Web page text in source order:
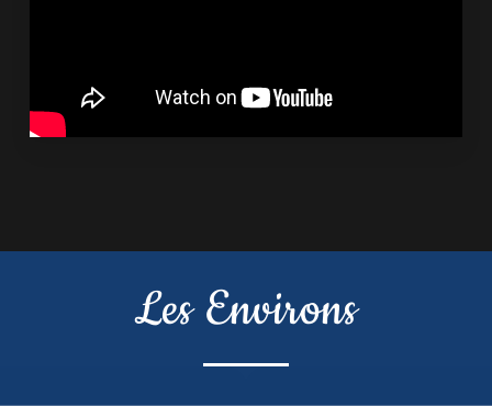
Les Environs